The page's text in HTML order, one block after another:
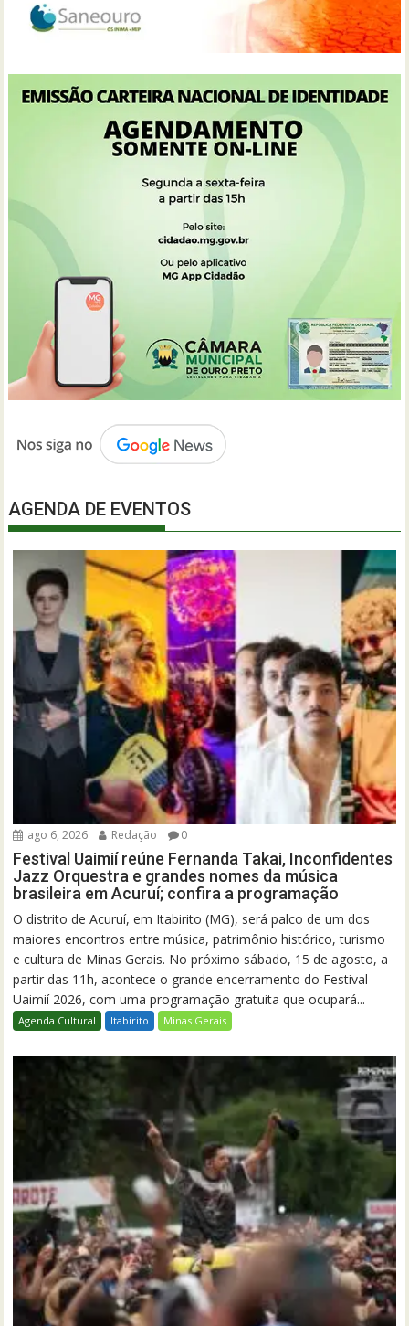
AGENDA DE EVENTOS
ago 6, 2026 Redação 0
Festival Uaimií reúne Fernanda Takai, Inconfidentes
Jazz Orquestra e grandes nomes da música
brasileira em Acuruí; confira a programação
O distrito de Acuruí, em Itabirito (MG), será palco de um dos
maiores encontros entre música, patrimônio histórico, turismo
e cultura de Minas Gerais. No próximo sábado, 15 de agosto, a
partir das 11h, acontece o grande encerramento do Festival
Uaimií 2026, com uma programação gratuita que ocupará...
Agenda Cultural Itabirito Minas Gerais